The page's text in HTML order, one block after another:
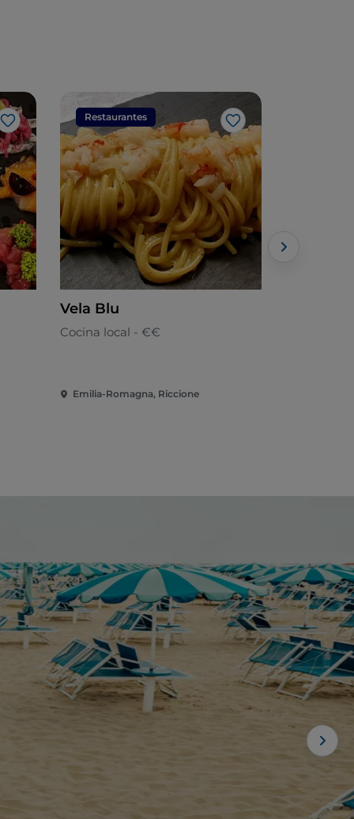
Me gusta
Restaurantes
Me gusta
Vela Blu
Cocina local - €€
Emilia-Romagna, Riccione